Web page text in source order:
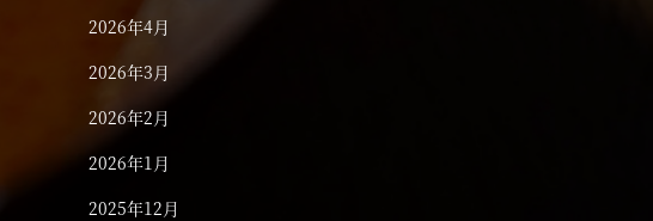
2026年4月
2026年3月
2026年2月
2026年1月
2025年12月